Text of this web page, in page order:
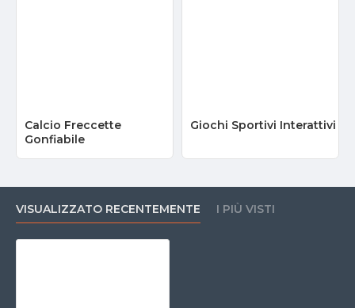
Calcio Freccette
Gonfiabile
Giochi Sportivi Interattivi
VISUALIZZATO RECENTEMENTE I PIÙ VISTI